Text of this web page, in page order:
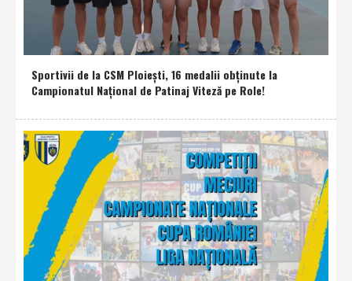
Sportivii de la CSM Ploieşti, 16 medalii obţinute la
Campionatul Naţional de Patinaj Viteză pe Role!